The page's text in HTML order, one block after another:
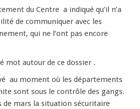
du Centre a indiqué qu’il n’a
de communiquer avec les
qui ne l’ont pas encore
mot autour de ce dossier .
au moment où les départements
sont sous le contrôle des gangs.
de mars la situation sécuritaire